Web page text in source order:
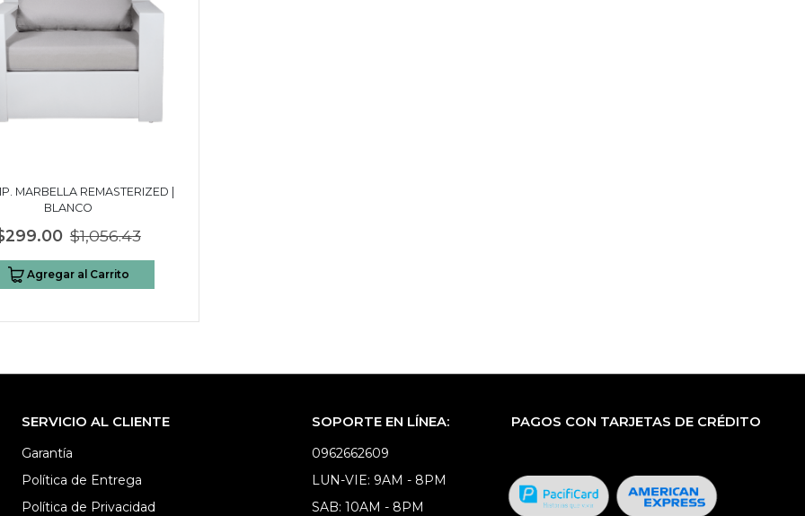
MARBELLA REMASTERIZED |
BLANCO
$1,056.43
Agregar al Carrito
SERVICIO AL CLIENTE
Garantía
Política de Entrega
Política de Privacidad
SOPORTE EN LÍNEA:
0962662609
LUN-VIE: 9AM - 8PM
SAB: 10AM - 8PM
PAGOS CON TARJETAS DE CRÉDITO